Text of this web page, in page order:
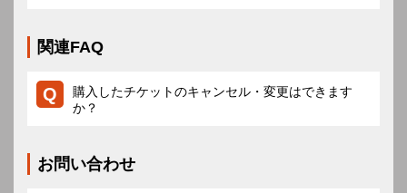
関連FAQ
購入したチケットのキャンセル・変更はできます
か？
お問い合わせ